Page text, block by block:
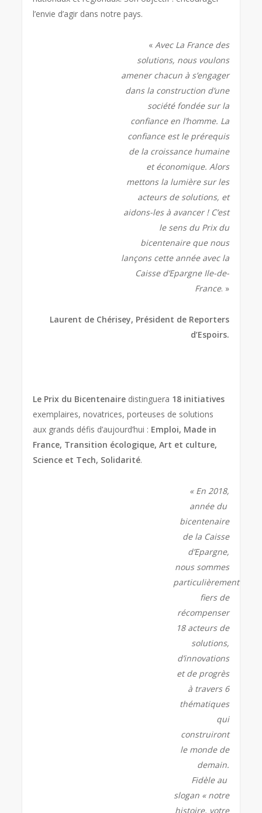
l’envie d’agir dans notre pays.
« Avec La France des
solutions, nous voulons
amener chacun à s’engager
dans la construction d’une
société fondée sur la
confiance en l’homme. La
confiance est le prérequis
de la croissance humaine
et économique. Alors
mettons la lumière sur les
acteurs de solutions, et
aidons-les à avancer ! C’est
le sens du Prix du
bicentenaire que nous
lançons cette année avec la
Caisse d’Epargne Ile-de-
France. »
Laurent de Chérisey, Président de Reporters
d’Espoirs.
Le Prix du Bicentenaire distinguera 18 initiatives
exemplaires, novatrices, porteuses de solutions
aux grands défis d’aujourd’hui : Emploi, Made in
France, Transition écologique, Art et culture,
Science et Tech, Solidarité.
« En 2018,
année du
bicentenaire
de la Caisse
d’Epargne,
nous sommes
particulièrement
fiers de
récompenser
18 acteurs de
solutions,
d’innovations
et de progrès
à travers 6
thématiques
qui
construiront
le monde de
demain.
Fidèle au
slogan « notre
histoire, votre